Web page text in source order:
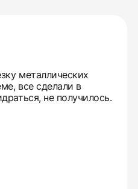
металлических
все сделали в
не получилось.